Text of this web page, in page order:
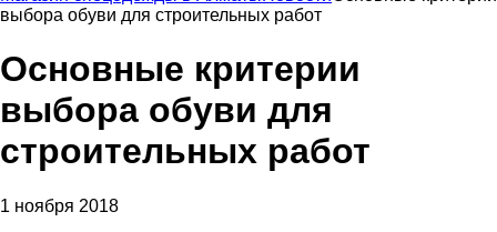
выбора обуви для строительных работ
Основные критерии
выбора обуви для
строительных работ
1 ноября 2018